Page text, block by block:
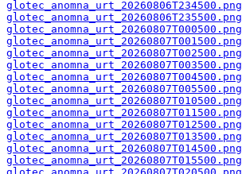
glotec_anomna_urt_20260806T234500.png
glotec_anomna_urt_20260806T235500.png
glotec_anomna_urt_20260807T000500.png
glotec_anomna_urt_20260807T001500.png
glotec_anomna_urt_20260807T002500.png
glotec_anomna_urt_20260807T003500.png
glotec_anomna_urt_20260807T004500.png
glotec_anomna_urt_20260807T005500.png
glotec_anomna_urt_20260807T010500.png
glotec_anomna_urt_20260807T011500.png
glotec_anomna_urt_20260807T012500.png
glotec_anomna_urt_20260807T013500.png
glotec_anomna_urt_20260807T014500.png
glotec_anomna_urt_20260807T015500.png